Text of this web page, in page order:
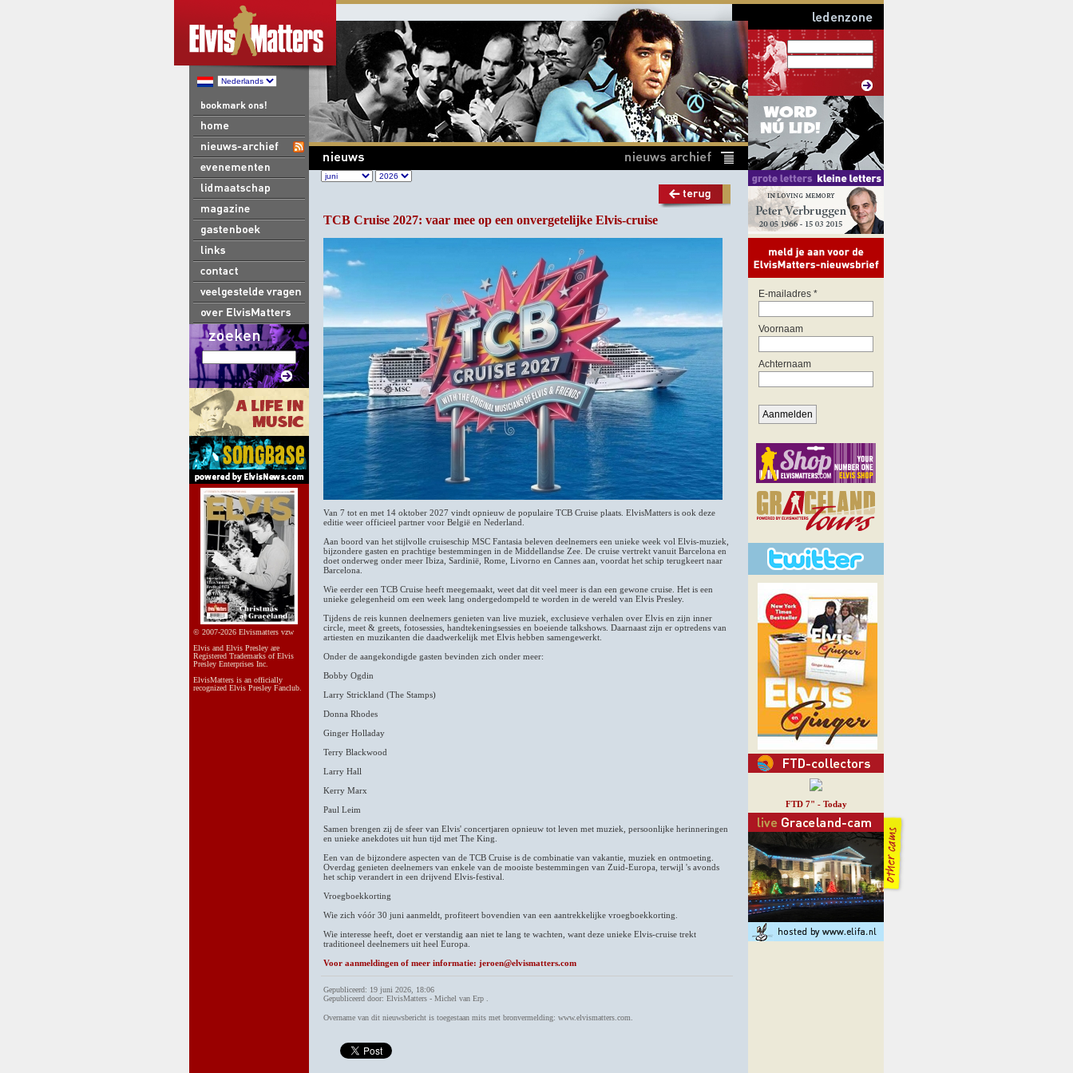
© 2007-2026 Elvismatters vzw
Elvis and Elvis Presley are
Registered Trademarks of Elvis
Presley Enterprises Inc.
ElvisMatters is an officially
recognized Elvis Presley Fanclub.
TCB Cruise 2027: vaar mee op een onvergetelijke Elvis-cruise
Van 7 tot en met 14 oktober 2027 vindt opnieuw de populaire TCB Cruise plaats. ElvisMatters is ook deze
editie weer officieel partner voor België en Nederland.
Aan boord van het stijlvolle cruiseschip MSC Fantasia beleven deelnemers een unieke week vol Elvis-muziek,
bijzondere gasten en prachtige bestemmingen in de Middellandse Zee. De cruise vertrekt vanuit Barcelona en
doet onderweg onder meer Ibiza, Sardinië, Rome, Livorno en Cannes aan, voordat het schip terugkeert naar
Barcelona.
Wie eerder een TCB Cruise heeft meegemaakt, weet dat dit veel meer is dan een gewone cruise. Het is een
unieke gelegenheid om een week lang ondergedompeld te worden in de wereld van Elvis Presley.
Tijdens de reis kunnen deelnemers genieten van live muziek, exclusieve verhalen over Elvis en zijn inner
circle, meet & greets, fotosessies, handtekeningsessies en boeiende talkshows. Daarnaast zijn er optredens van
artiesten en muzikanten die daadwerkelijk met Elvis hebben samengewerkt.
Onder de aangekondigde gasten bevinden zich onder meer:
Bobby Ogdin
Larry Strickland (The Stamps)
Donna Rhodes
Ginger Holladay
Terry Blackwood
Larry Hall
Kerry Marx
Paul Leim
Samen brengen zij de sfeer van Elvis' concertjaren opnieuw tot leven met muziek, persoonlijke herinneringen
en unieke anekdotes uit hun tijd met The King.
Een van de bijzondere aspecten van de TCB Cruise is de combinatie van vakantie, muziek en ontmoeting.
Overdag genieten deelnemers van enkele van de mooiste bestemmingen van Zuid-Europa, terwijl 's avonds
het schip verandert in een drijvend Elvis-festival.
Vroegboekkorting
Wie zich vóór 30 juni aanmeldt, profiteert bovendien van een aantrekkelijke vroegboekkorting.
Wie interesse heeft, doet er verstandig aan niet te lang te wachten, want deze unieke Elvis-cruise trekt
traditioneel deelnemers uit heel Europa.
Voor aanmeldingen of meer informatie: jeroen@elvismatters.com
Gepubliceerd: 19 juni 2026, 18:06
Gepubliceerd door: ElvisMatters - Michel van Erp .
Overname van dit nieuwsbericht is toegestaan mits met bronvermelding: www.elvismatters.com.
FTD 7" - Today